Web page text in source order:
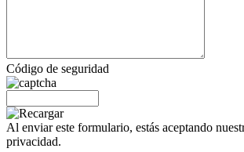
Código de seguridad
Al enviar este formulario, estás aceptando
privacidad.